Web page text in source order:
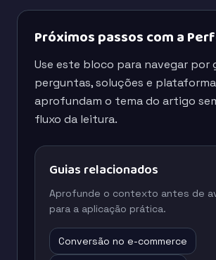
Próximos passos com a
Use este bloco para navegar por
perguntas, soluções e
aprofundam o tema do artigo
fluxo da leitura.
Guias relacionados
Aprofunde o contexto antes de
para a aplicação prática.
Conversão no e-commerce